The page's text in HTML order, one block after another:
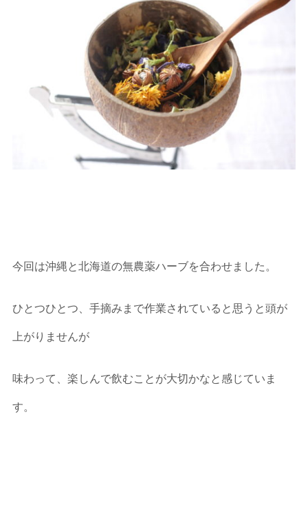
今回は沖縄と北海道の無農薬ハーブを合わせました。
ひとつひとつ、手摘みまで作業されていると思うと頭が
上がりませんが
味わって、楽しんで飲むことが大切かなと感じていま
す。